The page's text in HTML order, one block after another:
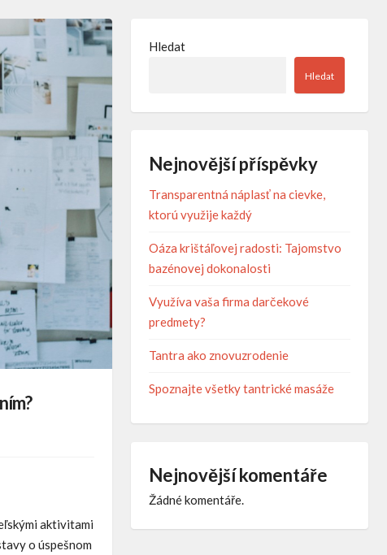
aktivitami
o úspešnom
Hledat
Hledat
Nejnovější příspěvky
Transparentná náplasť na cievke,
ktorú využije každý
Oáza krištáľovej radosti: Tajomstvo
bazénovej dokonalosti
Využíva vaša firma darčekové
predmety?
Tantra ako znovuzrodenie
Spoznajte všetky tantrické masáže
Nejnovější komentáře
Žádné komentáře.